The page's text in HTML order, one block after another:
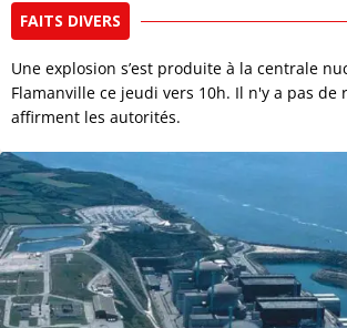
FAITS DIVERS
Une explosion s’est produite à la centrale
Flamanville ce jeudi vers 10h. Il n'y a pas de
affirment les autorités.